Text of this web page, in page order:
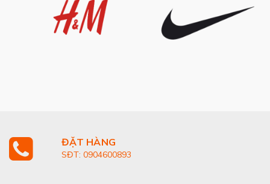
ĐẶT HÀNG
SĐT: 0904600893